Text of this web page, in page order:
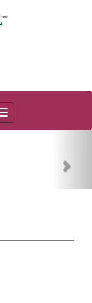
PAOT